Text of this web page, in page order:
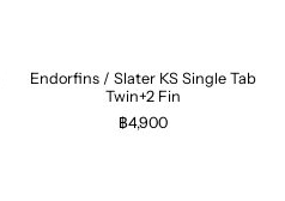
Endorfins / Slater KS Single Tab
Twin+2 Fin
฿4,900